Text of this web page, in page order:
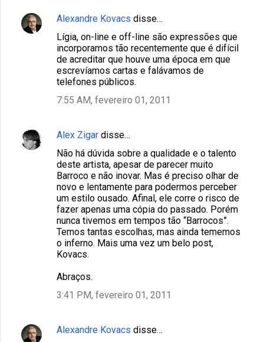
Alexandre Kovacs disse…
Lígia, on-line e off-line são expressões que
incorporamos tão recentemente que é difícil
de acreditar que houve uma época em que
escrevíamos cartas e falávamos de
telefones públicos.
7:55 AM, fevereiro 01, 2011
Alex Zigar disse…
Não há dúvida sobre a qualidade e o talento
deste artista, apesar de parecer muito
Barroco e não inovar. Mas é preciso olhar de
novo e lentamente para podermos perceber
um estilo ousado. Afinal, ele corre o risco de
fazer apenas uma cópia do passado. Porém
nunca tivemos em tempos tão “Barrocos”.
Temos tantas escolhas, mas ainda tememos
o inferno. Mais uma vez um belo post,
Kovacs.
Abraços.
3:41 PM, fevereiro 01, 2011
Alexandre Kovacs disse…